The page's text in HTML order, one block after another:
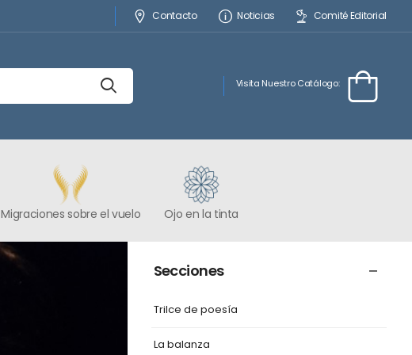
Contacto Noticias Comité Editorial
Visita Nuestro Catálogo:
Migraciones sobre el vuelo Ojo en la tinta
Secciones
Trilce de poesía
La balanza